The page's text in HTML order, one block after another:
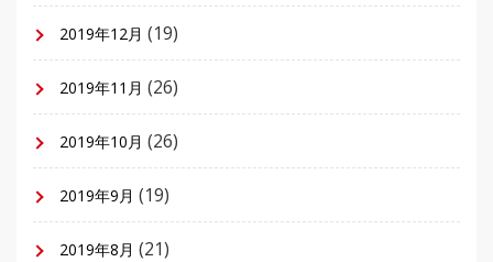
2019年12月 (19)
2019年11月 (26)
2019年10月 (26)
2019年9月 (19)
2019年8月 (21)